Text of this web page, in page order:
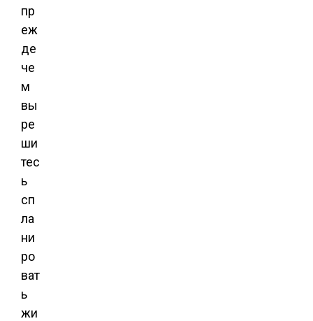
пр
еж
де
че
м
вы
ре
ши
тес
ь
сп
ла
ни
ро
ват
ь
жи